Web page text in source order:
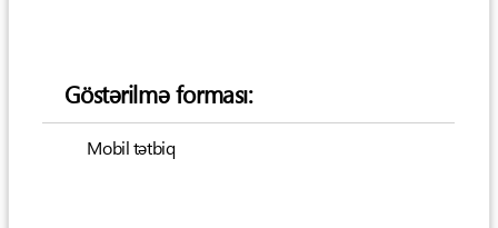
Göstərilmə forması:
Mobil tətbiq